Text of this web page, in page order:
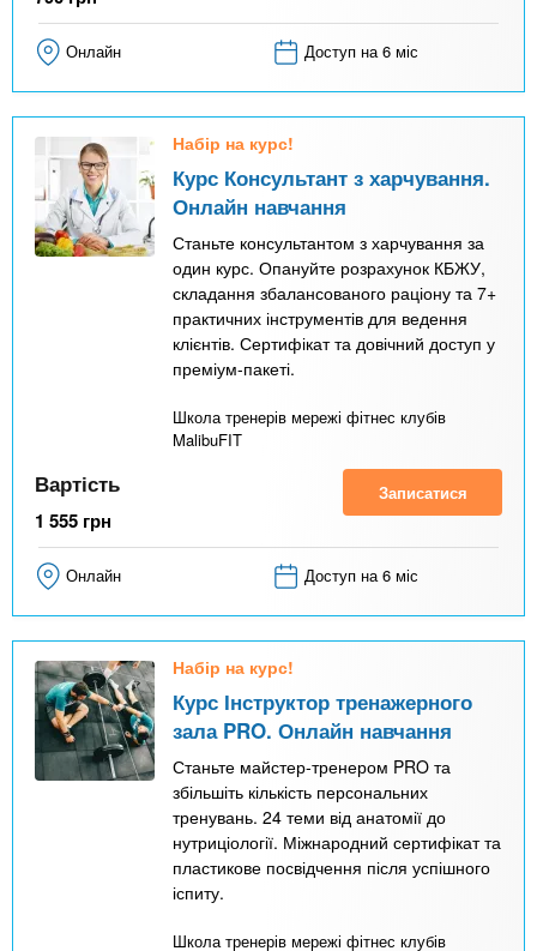
Онлайн Доступ на 6 міс
Набір на курс!
Курс Консультант з харчування.
Онлайн навчання
Станьте консультантом з харчування за
один курс. Опануйте розрахунок КБЖУ,
складання збалансованого раціону та 7+
практичних інструментів для ведення
клієнтів. Сертифікат та довічний доступ у
преміум-пакеті.
Школа тренерів мережі фітнес клубів
MalibuFIT
Вартість
1 555 грн
Записатися
Онлайн Доступ на 6 міс
Набір на курс!
Курс Інструктор тренажерного
зала PRO. Онлайн навчання
Станьте майстер-тренером PRO та
збільшіть кількість персональних
тренувань. 24 теми від анатомії до
нутриціології. Міжнародний сертифікат та
пластикове посвідчення після успішного
іспиту.
Школа тренерів мережі фітнес клубів